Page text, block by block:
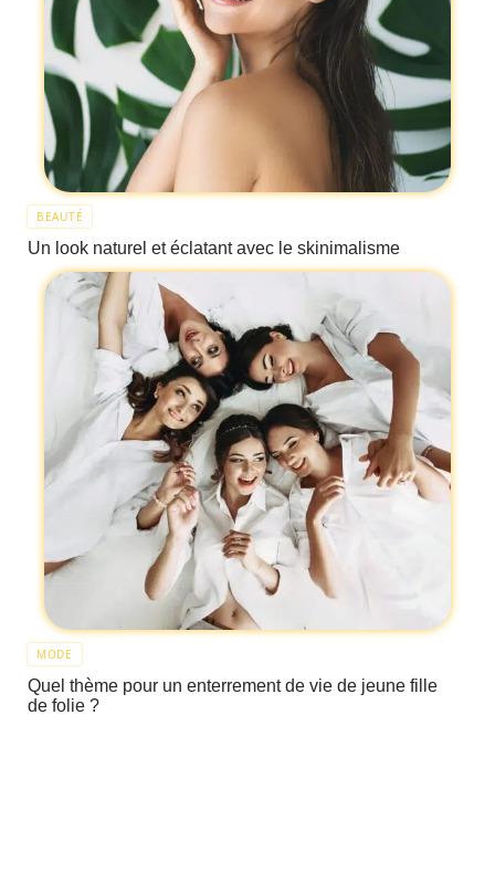
BEAUTÉ
Un look naturel et éclatant avec le skinimalisme
MODE
Quel thème pour un enterrement de vie de jeune fille
de folie ?